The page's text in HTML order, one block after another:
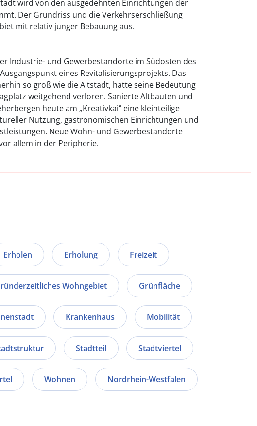
wird von den ausgedehnten Einrichtungen der
Der Grundriss und die Verkehrserschließung
mit relativ junger Bebauung aus.
Industrie- und Gewerbestandorte im Südosten des
eines Revitalisierungsprojekts. Das
so groß wie die Altstadt, hatte seine Bedeutung
weitgehend verloren. Sanierte Altbauten und
heute am „Kreativkai“ eine kleinteilige
Nutzung, gastronomischen Einrichtungen und
Neue Wohn- und Gewerbestandorte
allem in der Peripherie.
Erholen Erholung Freizeit
Wohngebiet Grünfläche
Krankenhaus Mobilität
Stadtteil Stadtviertel
Wohnen Nordrhein-Westfalen